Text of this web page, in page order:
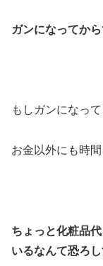
ガンになってか
もしガンになっ
お金以外にも時
ちょっと化粧品
いるなんて恐ろし